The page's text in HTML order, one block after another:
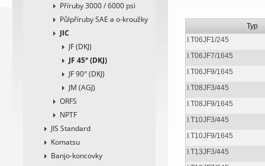
Příruby 3000 / 6000 psi
Půlpříruby SAE a o-kroužky
JIC
JF (DKJ)
JF 45° (DKJ)
JF 90° (DKJ)
JM (AGJ)
ORFS
NPTF
JIS Standard
Komatsu
Banjo-koncovky
Typ
I.T06JF1/245
I.T06JF7/1645
I.T06JF9/1645
I.T08JF3/445
I.T08JF9/1645
I.T10JF3/445
I.T10JF9/1645
I.T13JF3/445